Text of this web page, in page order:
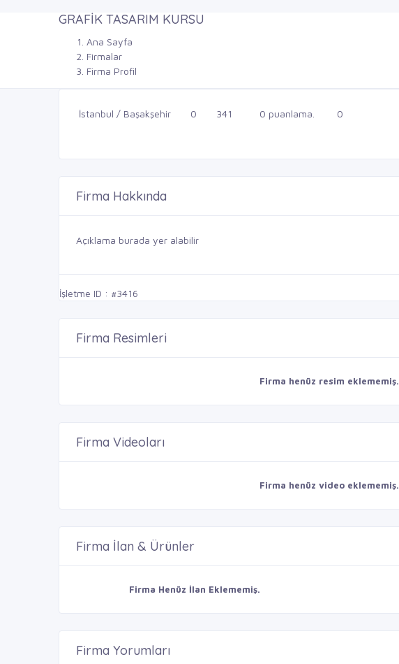
GRAFİK TASARIM KURSU
Ana Sayfa
Firmalar
Firma Profil
İstanbul / Başakşehir 0 341 0 puanlama. 0
Firma Hakkında
Açıklama burada yer alabilir
İşletme ID : #3416
Firma Resimleri
Firma henüz resim eklememiş.
Firma Videoları
Firma henüz video eklememiş.
Firma İlan & Ürünler
Firma Henüz İlan Eklememiş.
Firma Yorumları